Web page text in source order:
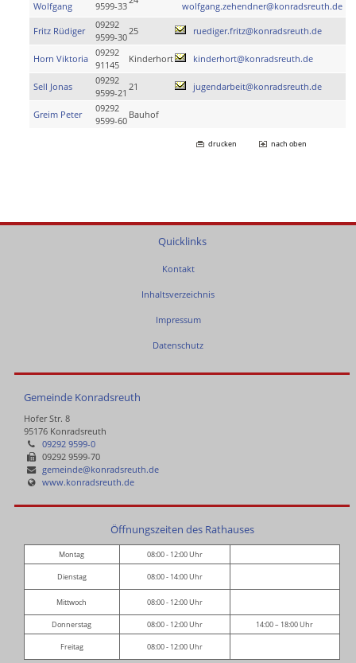
Wolfgang
9599-33
wolfgang.zehendner@konradsreuth.de
Fritz Rüdiger
09292
9599-30
25 ruediger.fritz@konradsreuth.de
Horn Viktoria
09292
91145
Kinderhort kinderhort@konradsreuth.de
Sell Jonas
09292
9599-21
21 jugendarbeit@konradsreuth.de
Greim Peter
09292
9599-60
Bauhof
drucken nach oben
Quicklinks
Kontakt
Inhaltsverzeichnis
Impressum
Datenschutz
Gemeinde Konradsreuth
Hofer Str. 8
95176 Konradsreuth
09292 9599-0
09292 9599-70
gemeinde@konradsreuth.de
www.konradsreuth.de
Öffnungszeiten des Rathauses
Montag 08:00 - 12:00 Uhr
Dienstag 08:00 - 14:00 Uhr
Mittwoch 08:00 - 12:00 Uhr
Donnerstag 08:00 - 12:00 Uhr 14:00 – 18:00 Uhr
Freitag 08:00 - 12:00 Uhr